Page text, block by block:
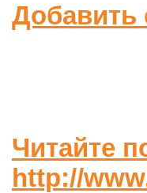
Добавить
Читайте
http://